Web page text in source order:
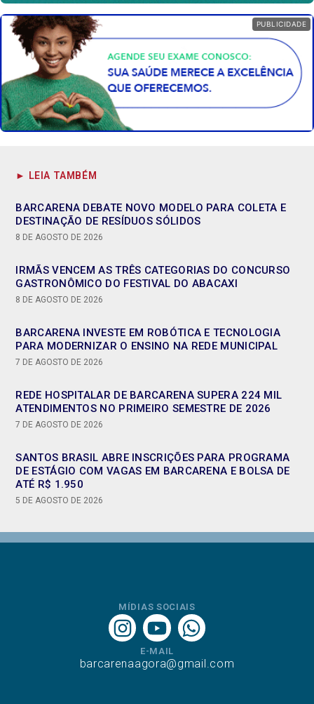
PUBLICIDADE
► LEIA TAMBÉM
BARCARENA DEBATE NOVO MODELO PARA COLETA E
DESTINAÇÃO DE RESÍDUOS SÓLIDOS
8 DE AGOSTO DE 2026
IRMÃS VENCEM AS TRÊS CATEGORIAS DO CONCURSO
GASTRONÔMICO DO FESTIVAL DO ABACAXI
8 DE AGOSTO DE 2026
BARCARENA INVESTE EM ROBÓTICA E TECNOLOGIA
PARA MODERNIZAR O ENSINO NA REDE MUNICIPAL
7 DE AGOSTO DE 2026
REDE HOSPITALAR DE BARCARENA SUPERA 224 MIL
ATENDIMENTOS NO PRIMEIRO SEMESTRE DE 2026
7 DE AGOSTO DE 2026
SANTOS BRASIL ABRE INSCRIÇÕES PARA PROGRAMA
DE ESTÁGIO COM VAGAS EM BARCARENA E BOLSA DE
ATÉ R$ 1.950
5 DE AGOSTO DE 2026
MÍDIAS SOCIAIS
E-MAIL
barcarenaagora@gmail.com